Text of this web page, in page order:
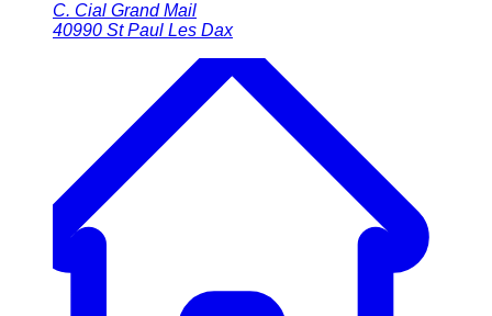
C. Cial Grand Mail
40990 St Paul Les Dax